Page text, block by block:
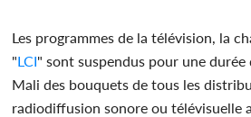
Les programmes de la télévision, la
"LCI" sont suspendus pour une durée
Mali des bouquets de tous les
radiodiffusion sonore ou télévisuelle